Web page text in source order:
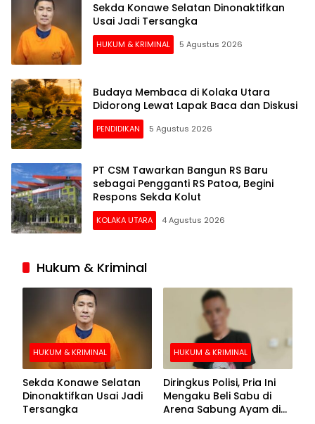
Sekda Konawe Selatan Dinonaktifkan
Usai Jadi Tersangka
HUKUM & KRIMINAL 5 Agustus 2026
Budaya Membaca di Kolaka Utara
Didorong Lewat Lapak Baca dan Diskusi
PENDIDIKAN 5 Agustus 2026
PT CSM Tawarkan Bangun RS Baru
sebagai Pengganti RS Patoa, Begini
Respons Sekda Kolut
KOLAKA UTARA 4 Agustus 2026
Hukum & Kriminal
HUKUM & KRIMINAL
Sekda Konawe Selatan
Dinonaktifkan Usai Jadi
Tersangka
HUKUM & KRIMINAL
Diringkus Polisi, Pria Ini
Mengaku Beli Sabu di
Arena Sabung Ayam di